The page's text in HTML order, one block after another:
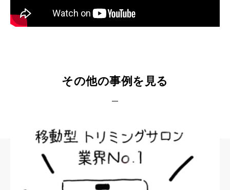
その他の事例を見る